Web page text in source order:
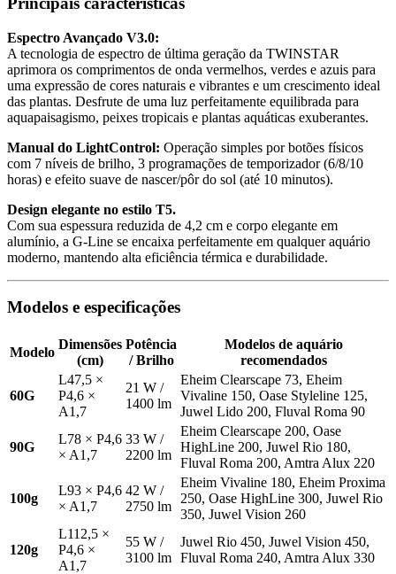
Espectro Avançado V3.0:
A tecnologia de espectro de última geração da TWINSTAR
aprimora os comprimentos de onda vermelhos, verdes e azuis para
uma expressão de cores naturais e vibrantes e um crescimento ideal
das plantas. Desfrute de uma luz perfeitamente equilibrada para
aquapaisagismo, peixes tropicais e plantas aquáticas exuberantes.
Manual do LightControl: Operação simples por botões físicos
com 7 níveis de brilho, 3 programações de temporizador (6/8/10
horas) e efeito suave de nascer/pôr do sol (até 10 minutos).
Design elegante no estilo T5.
Com sua espessura reduzida de 4,2 cm e corpo elegante em
alumínio, a G-Line se encaixa perfeitamente em qualquer aquário
moderno, mantendo alta eficiência térmica e durabilidade.
Modelos e especificações
Modelo
Dimensões
(cm)
Potência
/ Brilho
Modelos de aquário
recomendados
60G
L47,5 ×
P4,6 ×
A1,7
21 W /
1400 lm
Eheim Clearscape 73, Eheim
Vivaline 150, Oase Styleline 125,
Juwel Lido 200, Fluval Roma 90
90G
L78 × P4,6
× A1,7
33 W /
2200 lm
Eheim Clearscape 200, Oase
HighLine 200, Juwel Rio 180,
Fluval Roma 200, Amtra Alux 220
100g
L93 × P4,6
× A1,7
42 W /
2750 lm
Eheim Vivaline 180, Eheim Proxima
250, Oase HighLine 300, Juwel Rio
350, Juwel Vision 260
120g
L112,5 ×
P4,6 ×
A1,7
55 W /
3100 lm
Juwel Rio 450, Juwel Vision 450,
Fluval Roma 240, Amtra Alux 330